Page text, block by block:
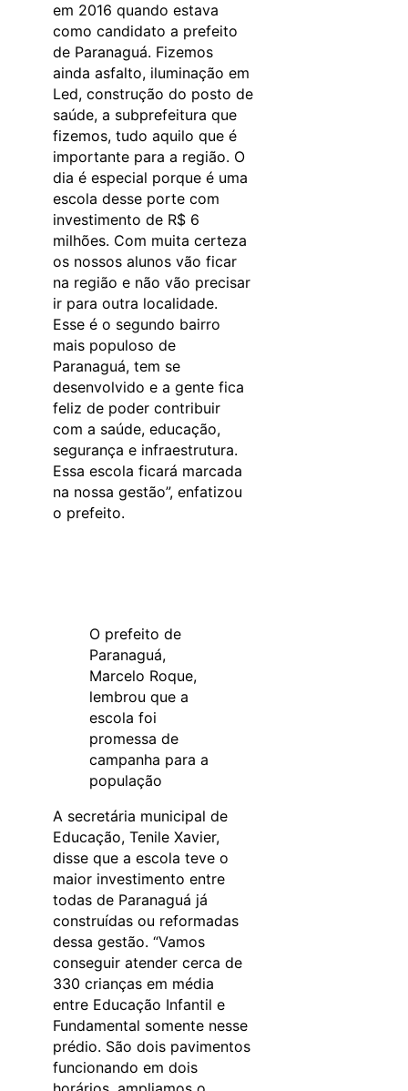
em 2016 quando estava
como candidato a prefeito
de Paranaguá. Fizemos
ainda asfalto, iluminação em
Led, construção do posto de
saúde, a subprefeitura que
fizemos, tudo aquilo que é
importante para a região. O
dia é especial porque é uma
escola desse porte com
investimento de R$ 6
milhões. Com muita certeza
os nossos alunos vão ficar
na região e não vão precisar
ir para outra localidade.
Esse é o segundo bairro
mais populoso de
Paranaguá, tem se
desenvolvido e a gente fica
feliz de poder contribuir
com a saúde, educação,
segurança e infraestrutura.
Essa escola ficará marcada
na nossa gestão”, enfatizou
o prefeito.
O prefeito de
Paranaguá,
Marcelo Roque,
lembrou que a
escola foi
promessa de
campanha para a
população
A secretária municipal de
Educação, Tenile Xavier,
disse que a escola teve o
maior investimento entre
todas de Paranaguá já
construídas ou reformadas
dessa gestão. “Vamos
conseguir atender cerca de
330 crianças em média
entre Educação Infantil e
Fundamental somente nesse
prédio. São dois pavimentos
funcionando em dois